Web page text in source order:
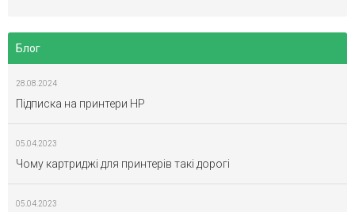
Блог
28.08.2024
Підписка на принтери HP
05.04.2023
Чому картриджі для принтерів такі дорогі
05.04.2023